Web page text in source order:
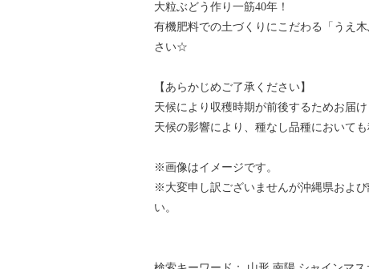
大粒ぶどう作り一筋40年！
有機肥料での土づくりにこだわる「うえ
さい☆
【あらかじめご了承ください】
天候により収穫時期が前後するためお届け
天候の影響により、種なし品種において
※画像はイメージです。
※大変申し訳ございませんが沖縄県およ
い。